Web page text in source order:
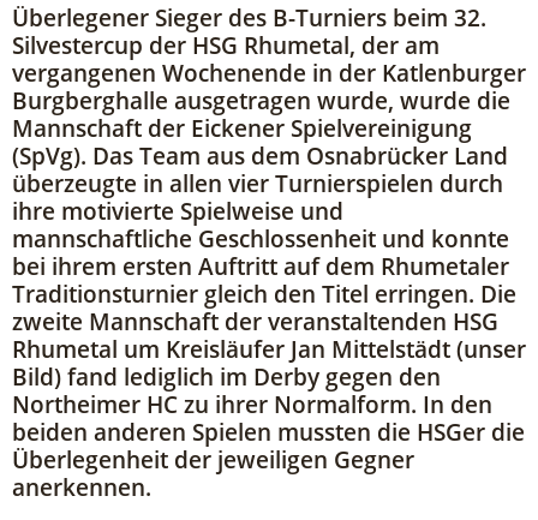
Überlegener Sieger des B-Turniers beim 32.
Silvestercup der HSG Rhumetal, der am
vergangenen Wochenende in der Katlenburger
Burgberghalle ausgetragen wurde, wurde die
Mannschaft der Eickener Spielvereinigung
(SpVg). Das Team aus dem Osnabrücker Land
überzeugte in allen vier Turnierspielen durch
ihre motivierte Spielweise und
mannschaftliche Geschlossenheit und konnte
bei ihrem ersten Auftritt auf dem Rhumetaler
Traditionsturnier gleich den Titel erringen. Die
zweite Mannschaft der veranstaltenden HSG
Rhumetal um Kreisläufer Jan Mittelstädt (unser
Bild) fand lediglich im Derby gegen den
Northeimer HC zu ihrer Normalform. In den
beiden anderen Spielen mussten die HSGer die
Überlegenheit der jeweiligen Gegner
anerkennen.